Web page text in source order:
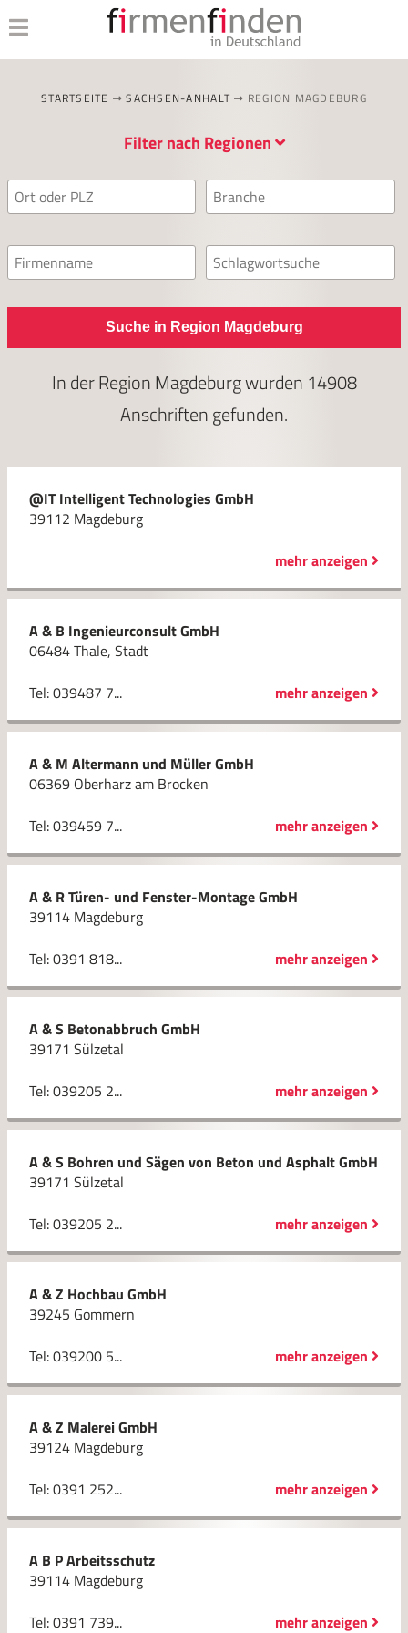
STARTSEITE SACHSEN-ANHALT REGION MAGDEBURG
Filter nach Regionen
Suche in Region Magdeburg
In der Region Magdeburg wurden 14908
Anschriften gefunden.
@IT Intelligent Technologies GmbH
39112 Magdeburg
mehr anzeigen
A & B Ingenieurconsult GmbH
06484 Thale, Stadt
Tel: 039487 7...
mehr anzeigen
A & M Altermann und Müller GmbH
06369 Oberharz am Brocken
Tel: 039459 7...
mehr anzeigen
A & R Türen- und Fenster-Montage GmbH
39114 Magdeburg
Tel: 0391 818...
mehr anzeigen
A & S Betonabbruch GmbH
39171 Sülzetal
Tel: 039205 2...
mehr anzeigen
A & S Bohren und Sägen von Beton und Asphalt GmbH
39171 Sülzetal
Tel: 039205 2...
mehr anzeigen
A & Z Hochbau GmbH
39245 Gommern
Tel: 039200 5...
mehr anzeigen
A & Z Malerei GmbH
39124 Magdeburg
Tel: 0391 252...
mehr anzeigen
A B P Arbeitsschutz
39114 Magdeburg
Tel: 0391 739...
mehr anzeigen